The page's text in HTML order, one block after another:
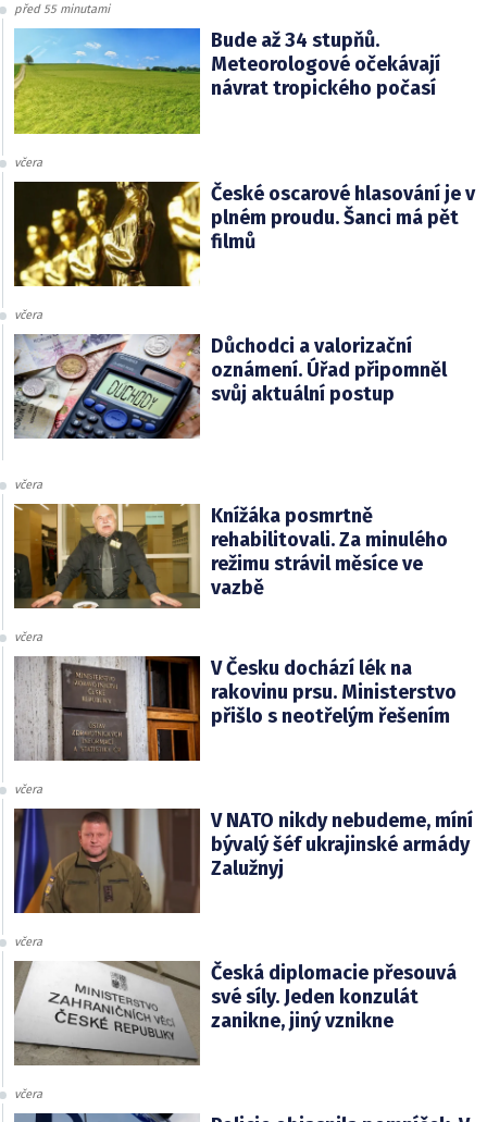
před 55 minutami
Bude až 34 stupňů.
Meteorologové očekávají
návrat tropického počasí
včera
České oscarové hlasování je v
plném proudu. Šanci má pět
filmů
včera
Důchodci a valorizační
oznámení. Úřad připomněl
svůj aktuální postup
včera
Knížáka posmrtně
rehabilitovali. Za minulého
režimu strávil měsíce ve
vazbě
včera
V Česku dochází lék na
rakovinu prsu. Ministerstvo
přišlo s neotřelým řešením
včera
V NATO nikdy nebudeme, míní
bývalý šéf ukrajinské armády
Zalužnyj
včera
Česká diplomacie přesouvá
své síly. Jeden konzulát
zanikne, jiný vznikne
včera